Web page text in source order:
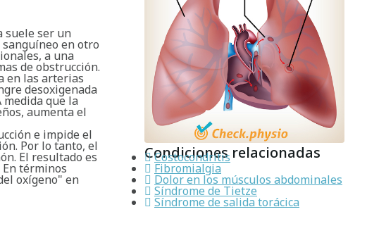
suele ser un
en otro
a una
de obstrucción.
en las arterias
desoxigenada
que la
aumenta el
e impide el
Por lo tanto, el
El resultado es
términos
oxígeno" en
Condiciones relacionadas
Costocondritis
Fibromialgia
Dolor en los músculos abdominales
Síndrome de Tietze
Síndrome de salida torácica